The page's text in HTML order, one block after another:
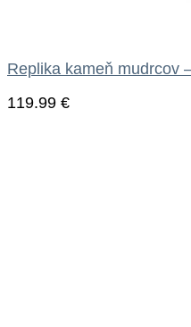
Replika kameň mudrcov
119.99 €